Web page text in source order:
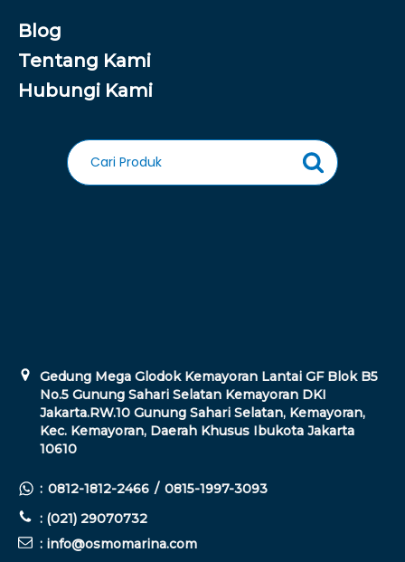
Blog
Tentang Kami
Hubungi Kami
Gedung Mega Glodok Kemayoran Lantai GF Blok B5
No.5 Gunung Sahari Selatan Kemayoran DKI
Jakarta.RW.10 Gunung Sahari Selatan, Kemayoran,
Kec. Kemayoran, Daerah Khusus Ibukota Jakarta
10610
: 0812-1812-2466 / 0815-1997-3093
: (021) 29070732
: info@osmomarina.com